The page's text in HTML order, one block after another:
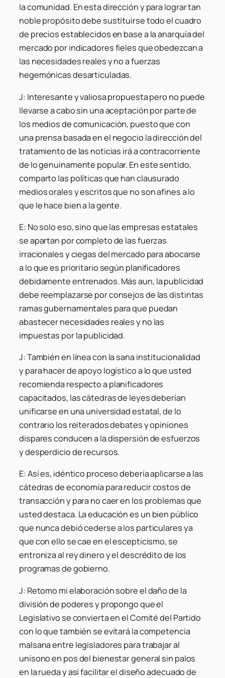
la comunidad. En esta dirección y para lograr tan
noble propósito debe sustituirse todo el cuadro
de precios establecidos en base a la anarquía del
mercado por indicadores fieles que obedezcan a
las necesidades reales y no a fuerzas
hegemónicas desarticuladas.
J: Interesante y valiosa propuesta pero no puede
llevarse a cabo sin una aceptación por parte de
los medios de comunicación, puesto que con
una prensa basada en el negocio la dirección del
tratamiento de las noticias irá a contracorriente
de lo genuinamente popular. En este sentido,
comparto las políticas que han clausurado
medios orales y escritos que no son afines a lo
que le hace bien a la gente.
E: No solo eso, sino que las empresas estatales
se apartan por completo de las fuerzas
irracionales y ciegas del mercado para abocarse
a lo que es prioritario según planificadores
debidamente entrenados. Más aun, la publicidad
debe reemplazarse por consejos de las distintas
ramas gubernamentales para que puedan
abastecer necesidades reales y no las
impuestas por la publicidad.
J: También en línea con la sana institucionalidad
y para hacer de apoyo logístico a lo que usted
recomienda respecto a planificadores
capacitados, las cátedras de leyes deberían
unificarse en una universidad estatal, de lo
contrario los reiterados debates y opiniones
dispares conducen a la dispersión de esfuerzos
y desperdicio de recursos.
E: Así es, idéntico proceso debería aplicarse a las
cátedras de economía para reducir costos de
transacción y para no caer en los problemas que
usted destaca. La educación es un bien público
que nunca debió cederse a los particulares ya
que con ello se cae en el escepticismo, se
entroniza al rey dinero y el descrédito de los
programas de gobierno.
J: Retomo mi elaboración sobre el daño de la
división de poderes y propongo que el
Legislativo se convierta en el Comité del Partido
con lo que también se evitará la competencia
malsana entre legisladores para trabajar al
unísono en pos del bienestar general sin palos
en la rueda y así facilitar el diseño adecuado de